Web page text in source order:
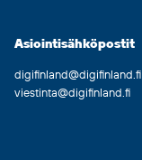
Asiointisähköpostit
digifinland@digifinland.fi
viestinta@digifinland.fi